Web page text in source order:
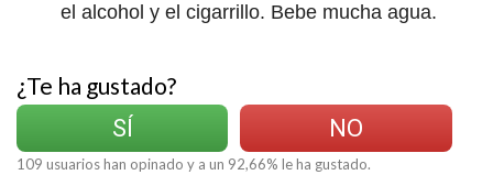
el alcohol y el cigarrillo. Bebe mucha agua.
¿Te ha gustado?
SÍ
NO
109 usuarios han opinado y a un 92,66% le ha gustado.